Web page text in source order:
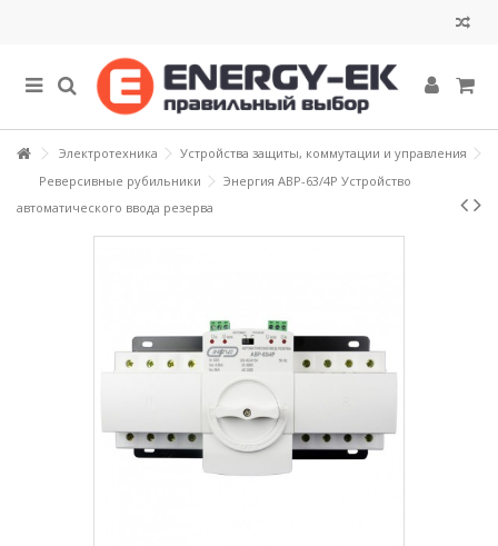
Электротехника
Устройства защиты, коммутации и управления
Реверсивные рубильники
Энергия АВР-63/4Р Устройство
автоматического ввода резерва